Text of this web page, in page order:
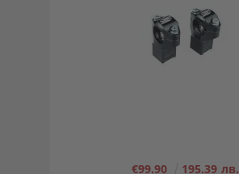
€99.90 195.39 лв.